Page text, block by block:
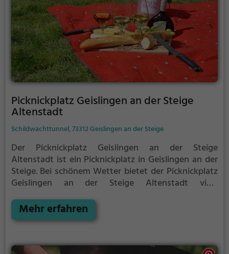
Picknickplatz Geislingen an der Steige
Altenstadt
Schildwachttunnel, 73312 Geislingen an der Steige
Der Picknickplatz Geislingen an der Steige
Altenstadt ist ein Picknickplatz in Geislingen an der
Steige. Bei schönem Wetter bietet der Picknickplatz
Geislingen an der Steige Altenstadt viele
Mehr erfahren